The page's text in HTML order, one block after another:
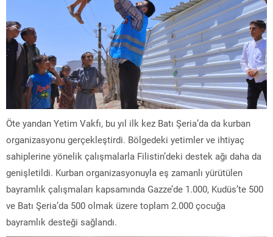
Öte yandan Yetim Vakfı, bu yıl ilk kez Batı Şeria’da da kurban
organizasyonu gerçekleştirdi. Bölgedeki yetimler ve ihtiyaç
sahiplerine yönelik çalışmalarla Filistin’deki destek ağı daha da
genişletildi. Kurban organizasyonuyla eş zamanlı yürütülen
bayramlık çalışmaları kapsamında Gazze’de 1.000, Kudüs’te 500
ve Batı Şeria’da 500 olmak üzere toplam 2.000 çocuğa
bayramlık desteği sağlandı.